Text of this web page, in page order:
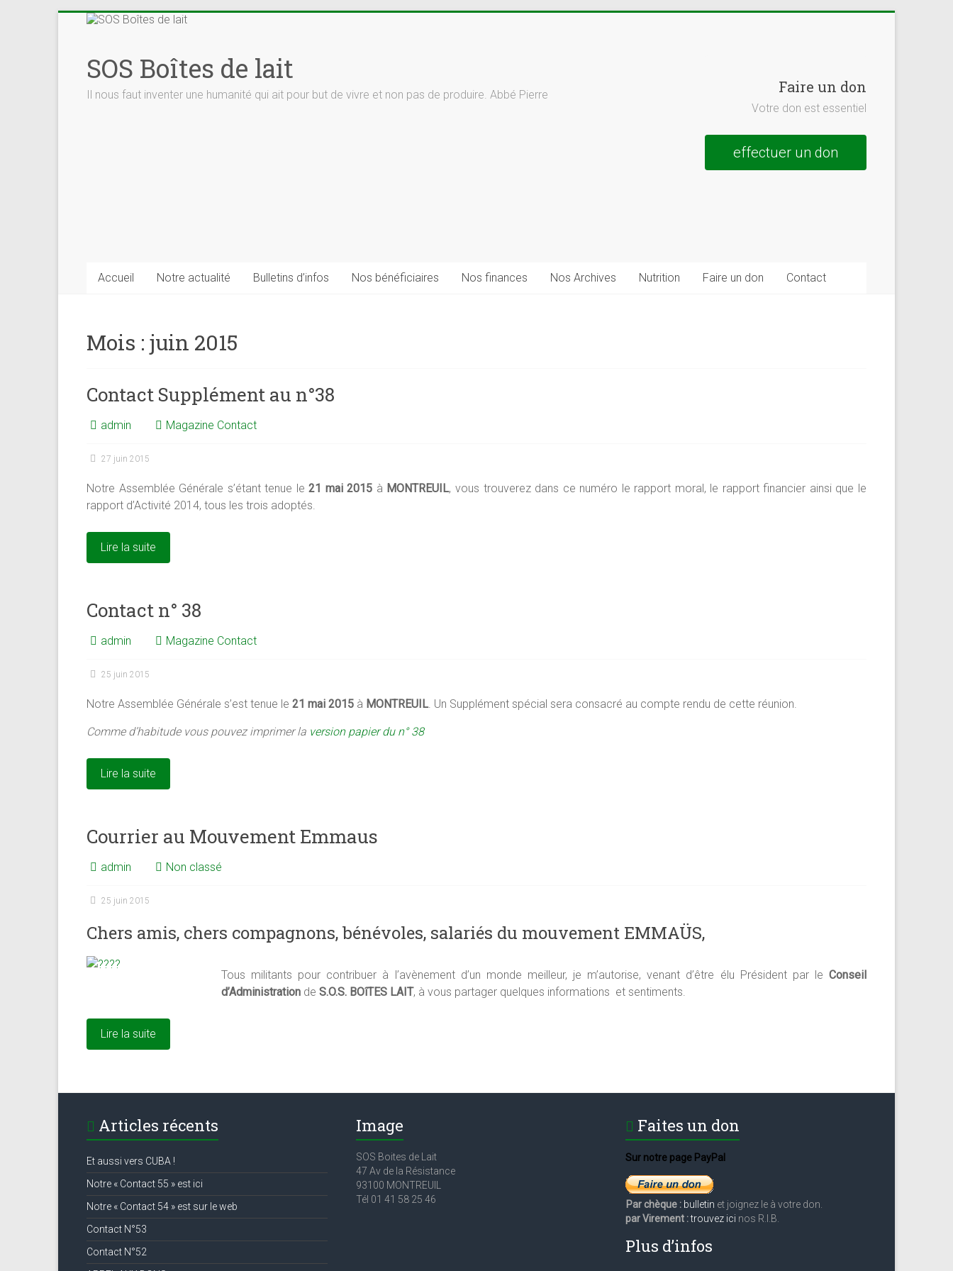
SOS Boîtes de lait
Il nous faut inventer une humanité qui ait pour but de vivre et non pas de produire. Abbé Pierre Faire un don
Votre don est essentiel
effectuer un don
Accueil Notre actualité Bulletins d’infos Nos bénéficiaires Nos finances Nos Archives Nutrition Faire un don Contact
Mois : juin 2015
Contact Supplément au n°38
admin Magazine Contact
27 juin 2015
Notre Assemblée Générale s’étant tenue le21 mai 2015 à MONTREUIL, vous trouverez dans ce numéro le rapport moral, le rapport financier ainsi que le
rapport d’Activité 2014, tous les trois adoptés.
Lire la suite
Contact n° 38
admin Magazine Contact
25 juin 2015
Notre Assemblée Générale s’est tenue le 21 mai 2015 à MONTREUIL. Un Supplément spécial sera consacré au compte rendu de cette réunion.
Comme d’habitude vous pouvez imprimer la version papier du n° 38
Lire la suite
Courrier au Mouvement Emmaus
admin Non classé
25 juin 2015
Chers amis, chers compagnons, bénévoles, salariés du mouvement EMMAÜS,
Tous militants pour contribuer à l’avènement d’un monde meilleur, je m’autorise, venant d’être élu Président par le Conseil
d’Administration de S.O.S. BOîTES LAIT, à vous partager quelques informations et sentiments.
Lire la suite
Articles récents
Et aussi vers CUBA !
Notre « Contact 55 » est ici
Notre « Contact 54 » est sur le web
Contact N°53
Contact N°52
Image
SOS Boites de Lait
47 Av de la Résistance
93100 MONTREUIL
Tél 01 41 58 25 46
Faites un don
Sur notre page PayPal
Par chèque : bulletin et joignez le à votre don.
par Virement :trouvez ici nos R.I.B.
Plus d’infos